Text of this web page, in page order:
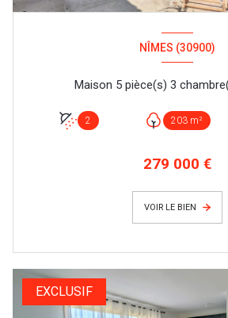
NÎMES (30900)
2 203 m²
279 000 €
VOIR LE BIEN
EXCLUSIF